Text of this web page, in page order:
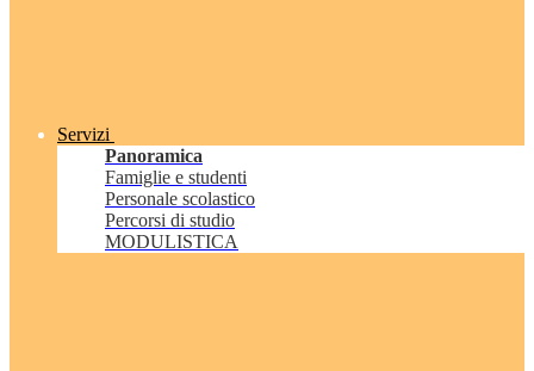
Servizi
Panoramica
Famiglie e studenti
Personale scolastico
Percorsi di studio
MODULISTICA